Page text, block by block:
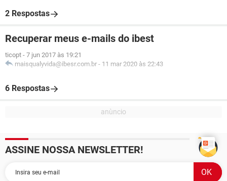
2 Respostas
Recuperar meus e-mails do ibest
ticopt - 7 jun 2017 às 19:21
maisqualyvida@ibesr.com.br - 11 mar 2020 às 22:43
6 Respostas
ASSINE NOSSA NEWSLETTER!